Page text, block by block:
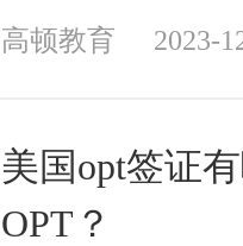
高顿教育 2023-
美国opt签证
OPT？